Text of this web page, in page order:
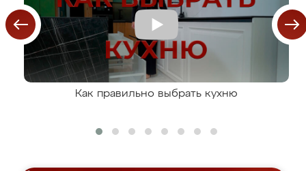
Как правильно выбрать кухню